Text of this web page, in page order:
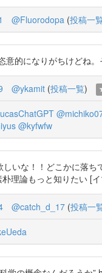
@Fluorodopa (投稿一
意的になりがちけどね
@ykamit (投稿一覧)
@kyfwfw
しいな！！どこかに落
理論もっと知りたい [
@catch_d_17 (投稿一